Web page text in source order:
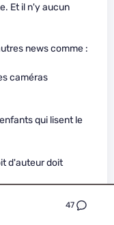
47
Et il n'y aucun
news comme :
caméras
qui lisent le
d'auteur doit
dans les sources